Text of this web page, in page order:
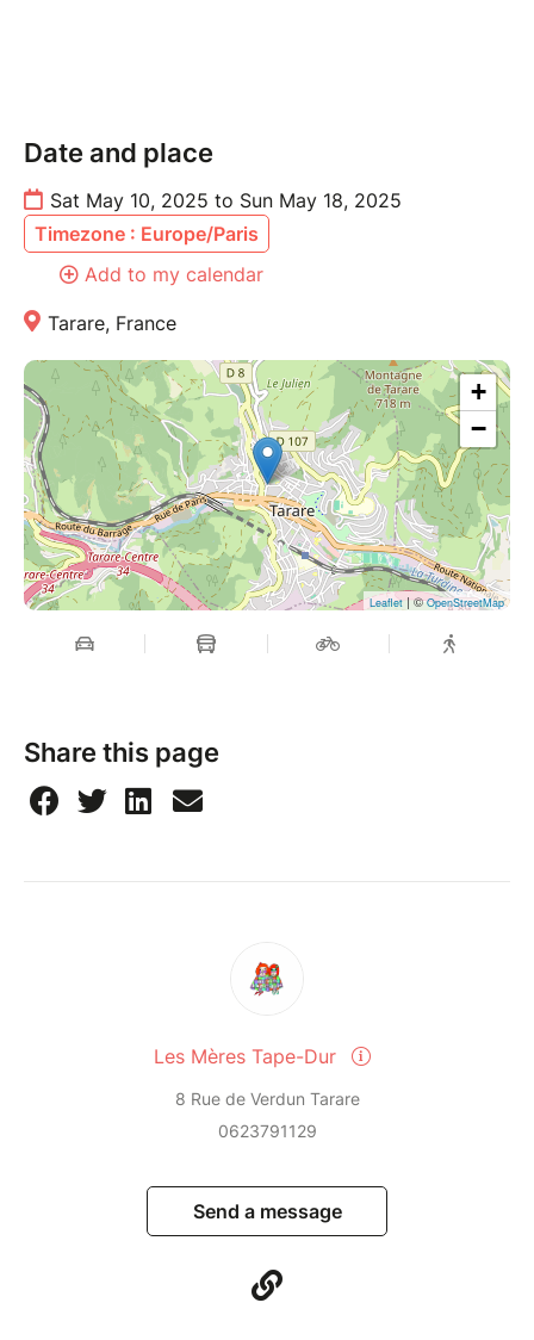
Date and place
Sat May 10, 2025 to Sun May 18, 2025
Timezone : Europe/Paris
Add to my calendar
Tarare, France
+
−
Leaflet | ©OpenStreetMap
Share this page
Les Mères Tape-Dur
8 Rue de Verdun Tarare
0623791129
Send a message